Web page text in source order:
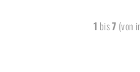
1 bis7 (von